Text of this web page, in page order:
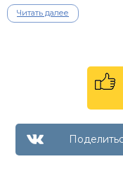
Читать далее